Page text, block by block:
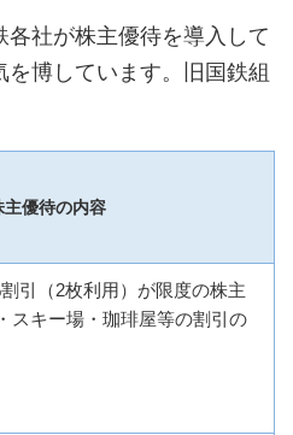
社が株主優待を導入して
博しています。旧国鉄組
主優待の内容
引（2枚利用）が限度の株主
スキー場・珈琲屋等の割引の